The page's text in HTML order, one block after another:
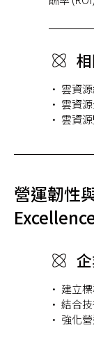
• 雲資
• 雲資
• 雲資
營運韌性
• 建立
• 結合
• 強化